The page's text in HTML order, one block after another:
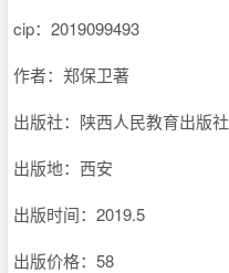
cip： 2019099493
作者：郑保卫著
出版社：陕西人民教育出版社
出版地：西安
出版时间：2019.5
出版价格：58